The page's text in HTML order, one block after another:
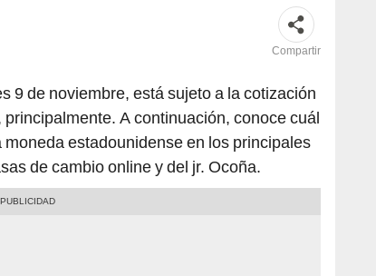
Compartir
9 de noviembre, está sujeto a la cotización
A continuación, conoce cuál
moneda estadounidense en los principales
de cambio online y del jr. Ocoña.